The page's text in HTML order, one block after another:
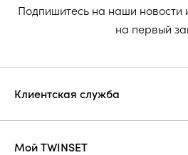
Подпишитесь на наши новости
на первый
Клиентская служба
Мой TWINSET